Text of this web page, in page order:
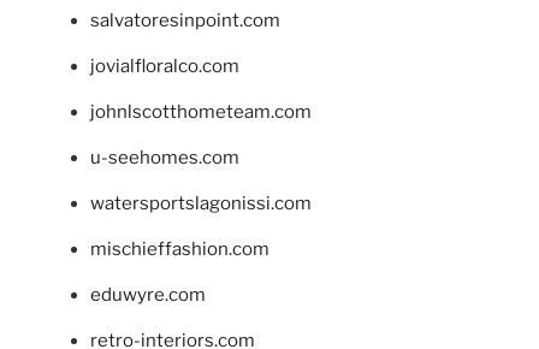
salvatoresinpoint.com
jovialfloralco.com
johnlscotthometeam.com
u-seehomes.com
watersportslagonissi.com
mischieffashion.com
eduwyre.com
retro-interiors.com